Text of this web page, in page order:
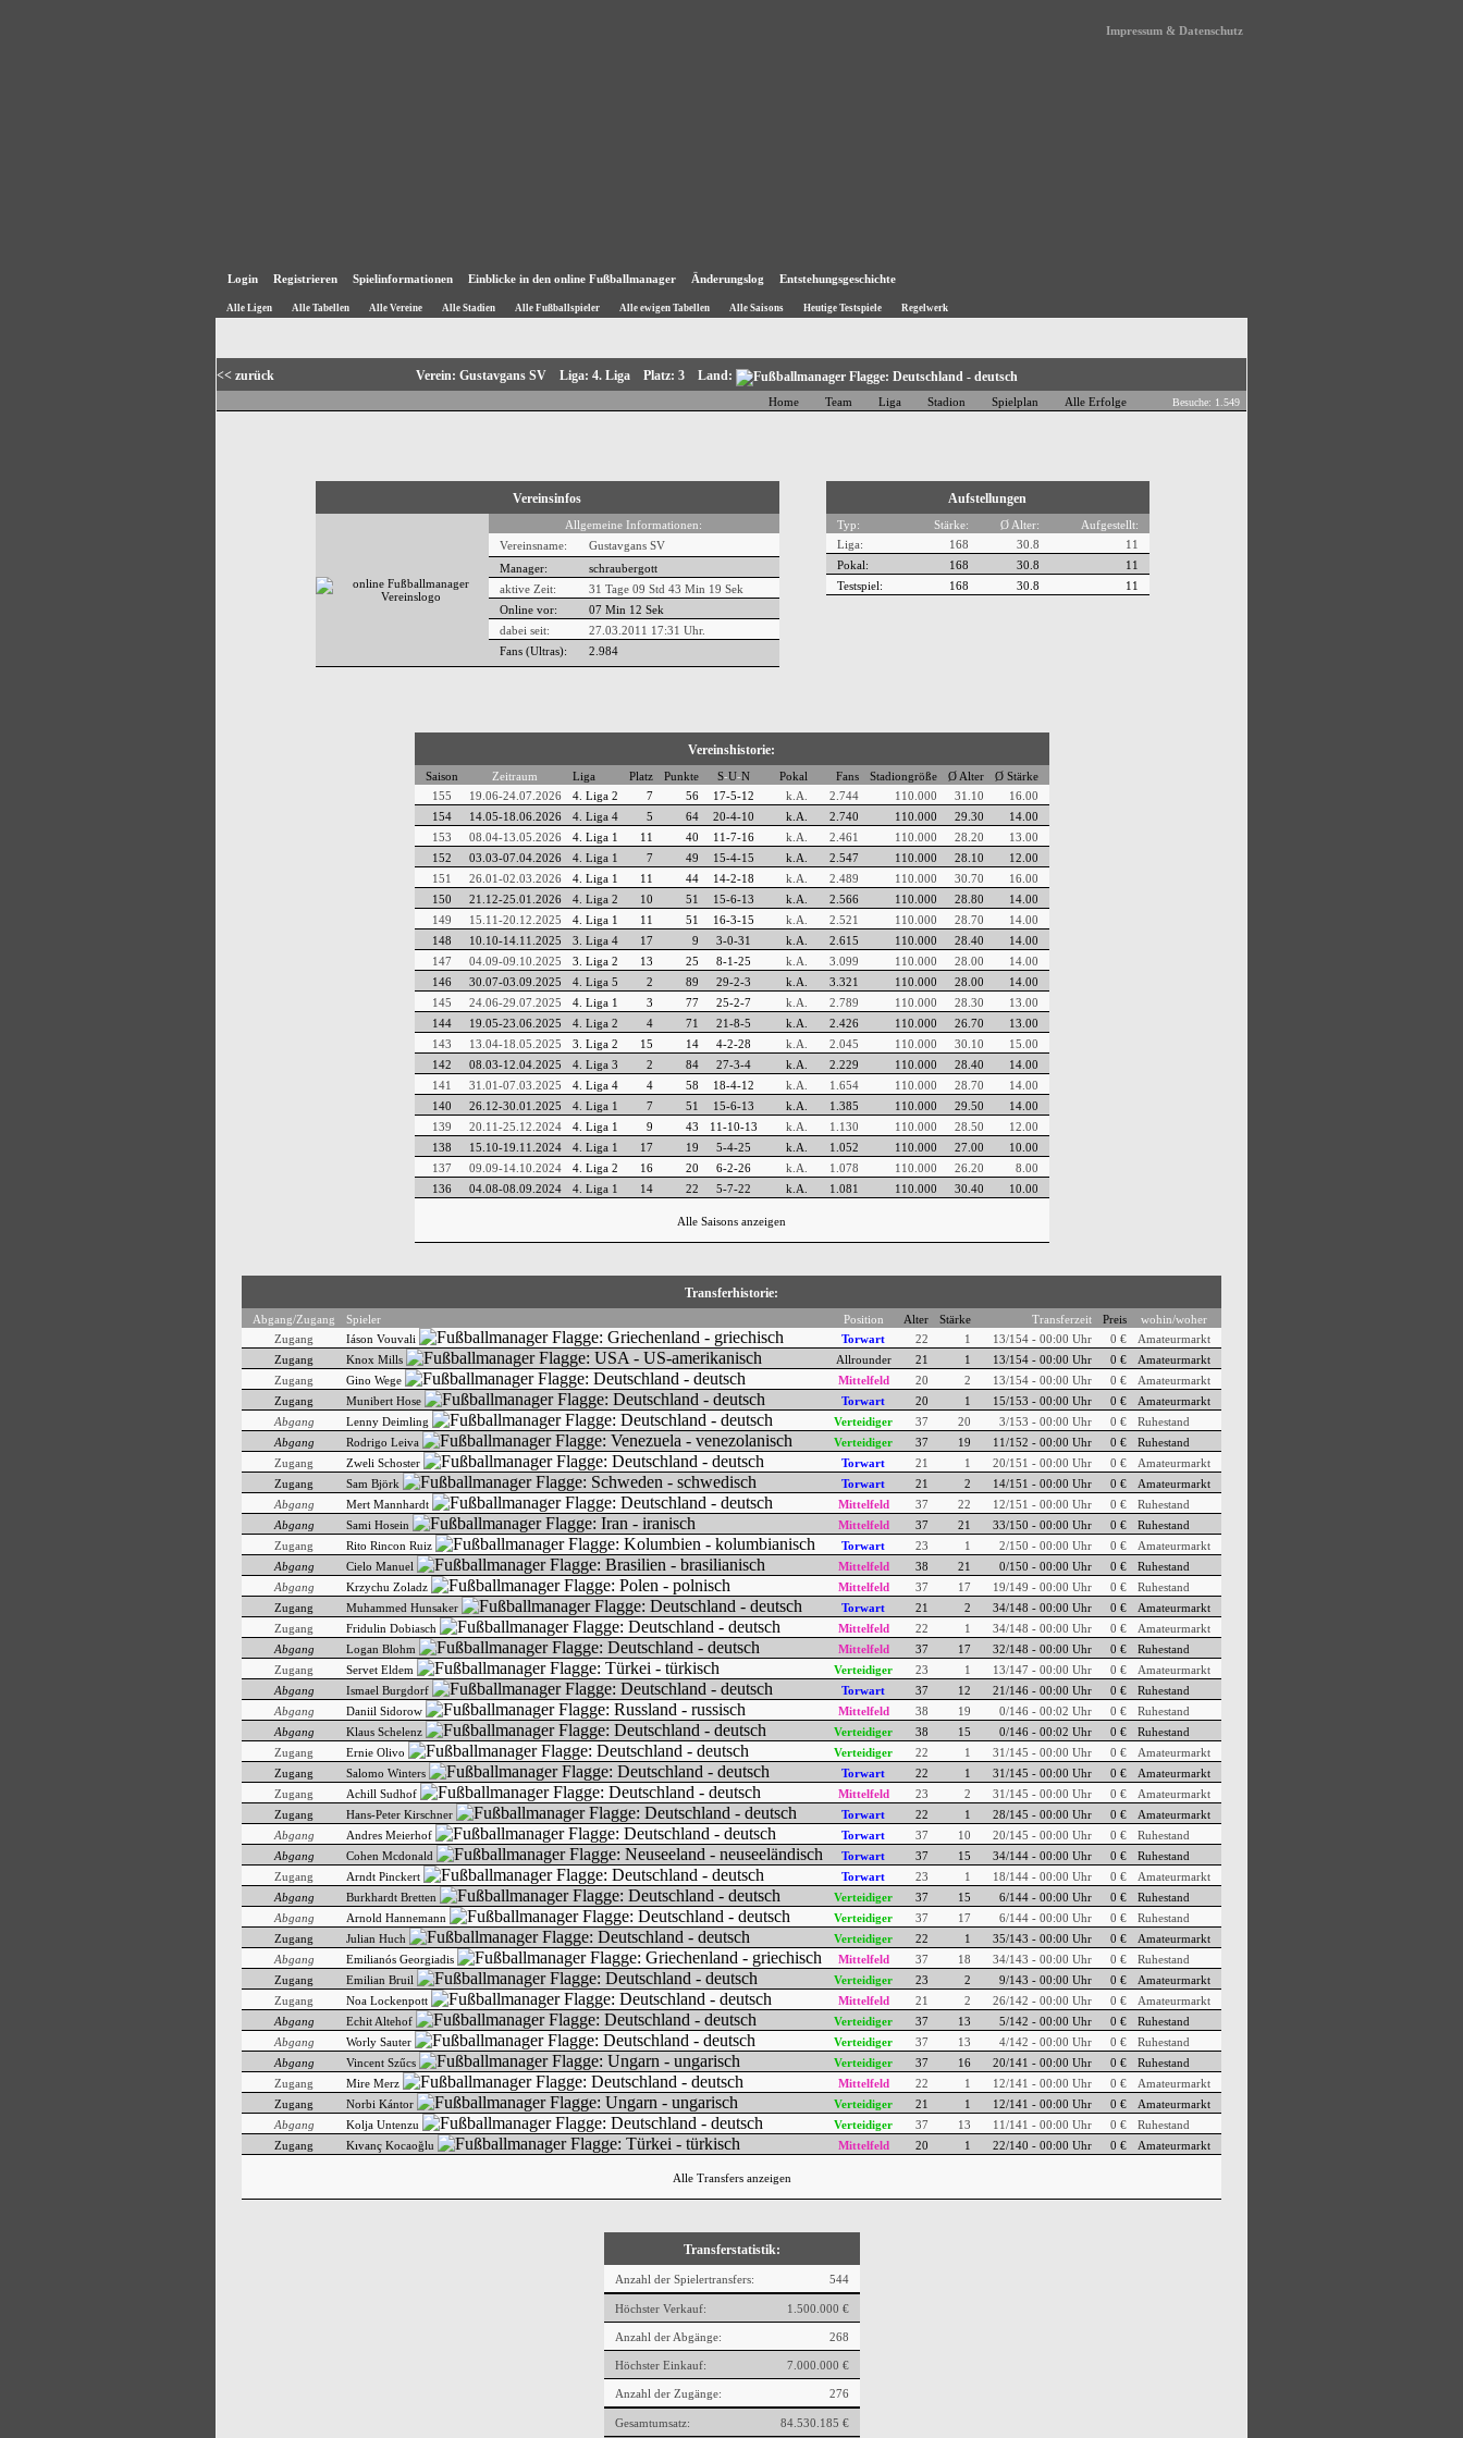
Impressum & Datenschutz
Login Registrieren Spielinformationen Einblicke in den online Fußballmanager Änderungslog Entstehungsgeschichte
Alle Ligen Alle Tabellen Alle Vereine Alle Stadien Alle Fußballspieler Alle ewigen Tabellen Alle Saisons Heutige Testspiele Regelwerk
<< zurück Verein: Gustavgans SV Liga: 4. Liga Platz: 3 Land:
Home Team Liga Stadion Spielplan Alle Erfolge Besuche: 1.549
Vereinsinfos
Allgemeine Informationen:
Vereinsname:
Gustavgans SV
Manager:
schraubergott
aktive Zeit:
31 Tage 09 Std 43 Min 19 Sek
Online vor:
07 Min 13 Sek
dabei seit:
27.03.2011 17:31 Uhr.
Fans (Ultras):
2.984
Aufstellungen
Typ: Stärke: Ø Alter:
Aufgestellt:
Liga:
168 30.8
11
Pokal:
168 30.8
11
Testspiel:
168 30.8 11
Vereinshistorie:
Saison Zeitraum Liga Platz Punkte S-U-N Pokal Fans Stadiongröße Ø Alter
Ø Stärke
155
19.06-24.07.2026 4. Liga 2 7 56 17-5-12 k.A. 2.744 110.000 31.10
16.00
154
14.05-18.06.2026 4. Liga 4 5 64 20-4-10 k.A. 2.740 110.000 29.30
14.00
153
08.04-13.05.2026 4. Liga 1 11 40 11-7-16 k.A. 2.461 110.000 28.20
13.00
152
03.03-07.04.2026 4. Liga 1 7 49 15-4-15 k.A. 2.547 110.000 28.10
12.00
151
26.01-02.03.2026 4. Liga 1 11 44 14-2-18 k.A. 2.489 110.000 30.70
16.00
150
21.12-25.01.2026 4. Liga 2 10 51 15-6-13 k.A. 2.566 110.000 28.80
14.00
149
15.11-20.12.2025 4. Liga 1 11 51 16-3-15 k.A. 2.521 110.000 28.70
14.00
148
10.10-14.11.2025 3. Liga 4 17 9 3-0-31 k.A. 2.615 110.000 28.40
14.00
147
04.09-09.10.2025 3. Liga 2 13 25 8-1-25 k.A. 3.099 110.000 28.00
14.00
146
30.07-03.09.2025 4. Liga 5 2 89 29-2-3 k.A. 3.321 110.000 28.00
14.00
145
24.06-29.07.2025 4. Liga 1 3 77 25-2-7 k.A. 2.789 110.000 28.30
13.00
144
19.05-23.06.2025 4. Liga 2 4 71 21-8-5 k.A. 2.426 110.000 26.70
13.00
143
13.04-18.05.2025 3. Liga 2 15 14 4-2-28 k.A. 2.045 110.000 30.10
15.00
142
08.03-12.04.2025 4. Liga 3 2 84 27-3-4 k.A. 2.229 110.000 28.40
14.00
141
31.01-07.03.2025 4. Liga 4 4 58 18-4-12 k.A. 1.654 110.000 28.70
14.00
140
26.12-30.01.2025 4. Liga 1 7 51 15-6-13 k.A. 1.385 110.000 29.50
14.00
139
20.11-25.12.2024 4. Liga 1 9 43 11-10-13 k.A. 1.130 110.000 28.50
12.00
138
15.10-19.11.2024 4. Liga 1 17 19 5-4-25 k.A. 1.052 110.000 27.00
10.00
137
09.09-14.10.2024 4. Liga 2 16 20 6-2-26 k.A. 1.078 110.000 26.20
8.00
136
04.08-08.09.2024 4. Liga 1 14 22 5-7-22 k.A. 1.081 110.000 30.40 10.00
Alle Saisons anzeigen
Transferhistorie:
Abgang/Zugang Spieler Position Alter Stärke Transferzeit Preis
wohin/woher
Zugang
Iáson Vouvali Torwart 22 1 13/154 - 00:00 Uhr 0 €
Amateurmarkt
Zugang
Knox Mills Allrounder 21 1 13/154 - 00:00 Uhr 0 €
Amateurmarkt
Zugang
Gino Wege Mittelfeld 20 2 13/154 - 00:00 Uhr 0 €
Amateurmarkt
Zugang
Munibert Hose Torwart 20 1 15/153 - 00:00 Uhr 0 €
Amateurmarkt
Abgang
Lenny Deimling Verteidiger 37 20 3/153 - 00:00 Uhr 0 €
Ruhestand
Abgang
Rodrigo Leiva Verteidiger 37 19 11/152 - 00:00 Uhr 0 €
Ruhestand
Zugang
Zweli Schoster Torwart 21 1 20/151 - 00:00 Uhr 0 €
Amateurmarkt
Zugang
Sam Björk Torwart 21 2 14/151 - 00:00 Uhr 0 €
Amateurmarkt
Abgang
Mert Mannhardt Mittelfeld 37 22 12/151 - 00:00 Uhr 0 €
Ruhestand
Abgang
Sami Hosein Mittelfeld 37 21 33/150 - 00:00 Uhr 0 €
Ruhestand
Zugang
Rito Rincon Ruiz Torwart 23 1 2/150 - 00:00 Uhr 0 €
Amateurmarkt
Abgang
Cielo Manuel Mittelfeld 38 21 0/150 - 00:00 Uhr 0 €
Ruhestand
Abgang
Krzychu Zoladz Mittelfeld 37 17 19/149 - 00:00 Uhr 0 €
Ruhestand
Zugang
Muhammed Hunsaker Torwart 21 2 34/148 - 00:00 Uhr 0 €
Amateurmarkt
Zugang
Fridulin Dobiasch Mittelfeld 22 1 34/148 - 00:00 Uhr 0 €
Amateurmarkt
Abgang
Logan Blohm Mittelfeld 37 17 32/148 - 00:00 Uhr 0 €
Ruhestand
Zugang
Servet Eldem Verteidiger 23 1 13/147 - 00:00 Uhr 0 €
Amateurmarkt
Abgang
Ismael Burgdorf Torwart 37 12 21/146 - 00:00 Uhr 0 €
Ruhestand
Abgang
Daniil Sidorow Mittelfeld 38 19 0/146 - 00:02 Uhr 0 €
Ruhestand
Abgang
Klaus Schelenz Verteidiger 38 15 0/146 - 00:02 Uhr 0 €
Ruhestand
Zugang
Ernie Olivo Verteidiger 22 1 31/145 - 00:00 Uhr 0 €
Amateurmarkt
Zugang
Salomo Winters Torwart 22 1 31/145 - 00:00 Uhr 0 €
Amateurmarkt
Zugang
Achill Sudhof Mittelfeld 23 2 31/145 - 00:00 Uhr 0 €
Amateurmarkt
Zugang
Hans-Peter Kirschner Torwart 22 1 28/145 - 00:00 Uhr 0 €
Amateurmarkt
Abgang
Andres Meierhof Torwart 37 10 20/145 - 00:00 Uhr 0 €
Ruhestand
Abgang
Cohen Mcdonald Torwart 37 15 34/144 - 00:00 Uhr 0 €
Ruhestand
Zugang
Arndt Pinckert Torwart 23 1 18/144 - 00:00 Uhr 0 €
Amateurmarkt
Abgang
Burkhardt Bretten Verteidiger 37 15 6/144 - 00:00 Uhr 0 €
Ruhestand
Abgang
Arnold Hannemann Verteidiger 37 17 6/144 - 00:00 Uhr 0 €
Ruhestand
Zugang
Julian Huch Verteidiger 22 1 35/143 - 00:00 Uhr 0 €
Amateurmarkt
Abgang
Emilianós Georgiadis Mittelfeld 37 18 34/143 - 00:00 Uhr 0 €
Ruhestand
Zugang
Emilian Bruil Verteidiger 23 2 9/143 - 00:00 Uhr 0 €
Amateurmarkt
Zugang
Noa Lockenpott Mittelfeld 21 2 26/142 - 00:00 Uhr 0 €
Amateurmarkt
Abgang
Echit Altehof Verteidiger 37 13 5/142 - 00:00 Uhr 0 €
Ruhestand
Abgang
Worly Sauter Verteidiger 37 13 4/142 - 00:00 Uhr 0 €
Ruhestand
Abgang
Vincent Szűcs Verteidiger 37 16 20/141 - 00:00 Uhr 0 €
Ruhestand
Zugang
Mire Merz Mittelfeld 22 1 12/141 - 00:00 Uhr 0 €
Amateurmarkt
Zugang
Norbi Kántor Verteidiger 21 1 12/141 - 00:00 Uhr 0 €
Amateurmarkt
Abgang
Kolja Untenzu Verteidiger 37 13 11/141 - 00:00 Uhr 0 €
Ruhestand
Zugang
Kıvanç Kocaoğlu Mittelfeld 20 1 22/140 - 00:00 Uhr 0 € Amateurmarkt
Alle Transfers anzeigen
Transferstatistik:
Anzahl der Spielertransfers: 544
Höchster Verkauf: 1.500.000 €
Anzahl der Abgänge: 268
Höchster Einkauf: 7.000.000 €
Anzahl der Zugänge: 276
Gesamtumsatz: 84.530.185 €